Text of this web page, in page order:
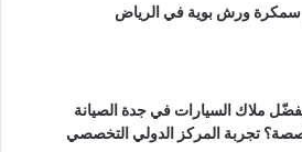
ورش بوية في الرياض
يفضّل ملاك السيارات في جدة الصيانة
تجربة المركز الدولي التخصصي